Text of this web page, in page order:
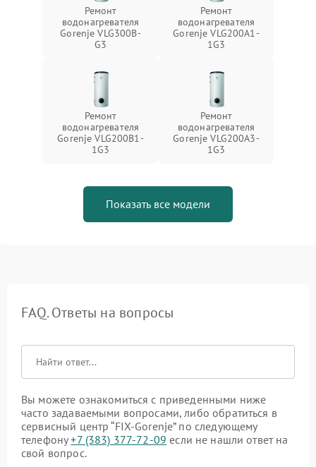
Ремонт
водонагревателя
Gorenje VLG300B-
G3
Ремонт
водонагревателя
Gorenje VLG200А1-
1G3
Ремонт
водонагревателя
Gorenje VLG200B1-
1G3
Ремонт
водонагревателя
Gorenje VLG200A3-
1G3
Показать все модели
FAQ. Ответы на вопросы
Вы можете ознакомиться с приведенными ниже
часто задаваемыми вопросами, либо обратиться в
сервисный центр “FIX-Gorenje” по следующему
телефону+7 (383) 377-72-09 если не нашли ответ на
свой вопрос.